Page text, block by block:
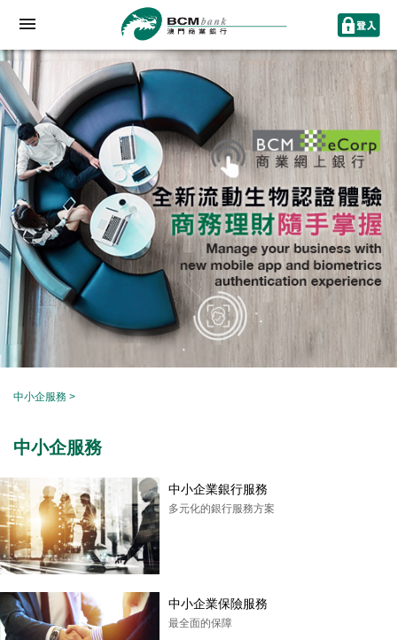
中小企服務 >
中小企服務
中小企業銀行服務
多元化的銀行服務方案
中小企業保險服務
最全面的保障